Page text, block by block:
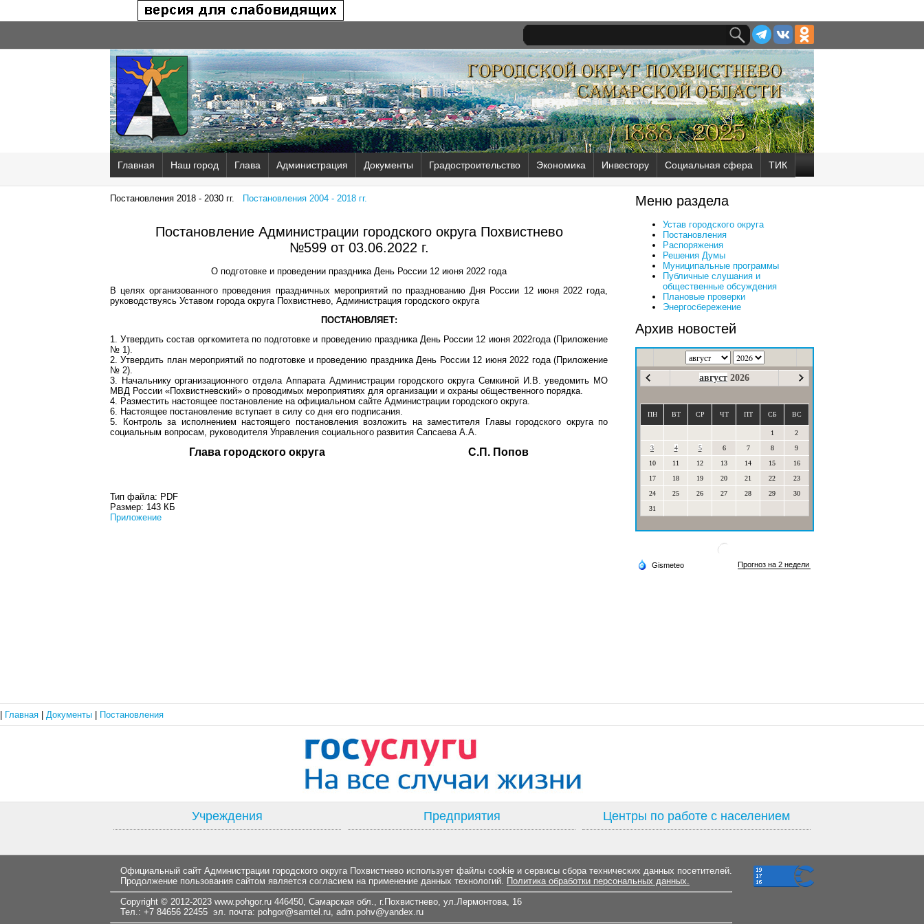
Главная Наш город Глава Администрация Документы Градостроительство Экономика Инвестору Социальная сфера ТИК
Постановления 2018 - 2030 гг. Постановления 2004 - 2018 гг.
Постановление Администрации городского округа Похвистнево
№599 от 03.06.2022 г.
О подготовке и проведении праздника День России 12 июня 2022 года
В целях организованного проведения праздничных мероприятий по празднованию Дня России 12 июня 2022 года,
руководствуясь Уставом города округа Похвистнево, Администрация городского округа
ПОСТАНОВЛЯЕТ:
1. Утвердить состав оргкомитета по подготовке и проведению праздника День России 12 июня 2022года (Приложение
№ 1).
2. Утвердить план мероприятий по подготовке и проведению праздника День России 12 июня 2022 года (Приложение
№ 2).
3. Начальнику организационного отдела Аппарата Администрации городского округа Семкиной И.В. уведомить МО
МВД России «Похвистневский» о проводимых мероприятиях для организации и охраны общественного порядка.
4. Разместить настоящее постановление на официальном сайте Администрации городского округа.
6. Настоящее постановление вступает в силу со дня его подписания.
5. Контроль за исполнением настоящего постановления возложить на заместителя Главы городского округа по
социальным вопросам, руководителя Управления социального развития Сапсаева А.А.
Глава городского округа С.П. Попов
Тип файла: PDF
Размер: 143 КБ
Приложение
Меню раздела
Устав городского округа
Постановления
Распоряжения
Решения Думы
Муниципальные программы
Публичные слушания и
общественные обсуждения
Плановые проверки
Энергосбережение
Архив новостей
август 2026
ПН ВТ СР ЧТ ПТ СБ ВС
1
2
3
4 5 6 7 8
9
10
11 12 13 14 15
16
17
18 19 20 21 22
23
24
25 26 27 28 29
30
31
Главная Документы Постановления
Учреждения Предприятия Центры по работе с населением
Официальный сайт Администрации городского округа Похвистнево использует файлы cookie и сервисы сбора технических данных посетителей.
Продолжение пользования сайтом является согласием на применение данных технологий. Политика обработки персональных данных.
Copyright © 2012-2023 www.pohgor.ru 446450, Самарская обл., г.Похвистнево, ул.Лермонтова, 16
Тел.: +7 84656 22455 эл. почта: pohgor@samtel.ru, adm.pohv@yandex.ru